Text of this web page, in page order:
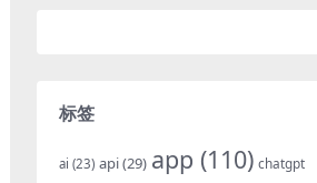
标签
ai (23) api(29) app (110) chatgpt